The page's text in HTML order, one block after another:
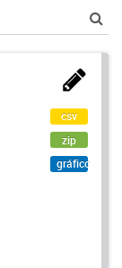
csv
zip
gráfico